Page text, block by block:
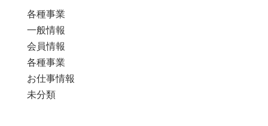
各種事業
一般情報
会員情報
各種事業
お仕事情報
未分類